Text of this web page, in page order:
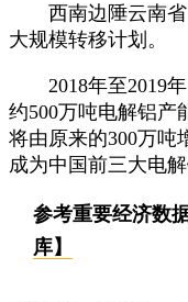
西南边陲云南省
大规模转移计划。
2018年至2019年
约500万吨电解铝产
将由原来的300万吨
成为中国前三大电解
参考重要经济数
库】